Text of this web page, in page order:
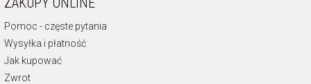
Pomoc - częste pytania
Wysyłka i płatność
Jak kupować
Zwrot